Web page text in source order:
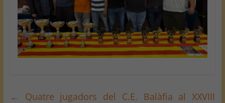
←
Quatre jugadors del C.E. Balàfia al XXVIII